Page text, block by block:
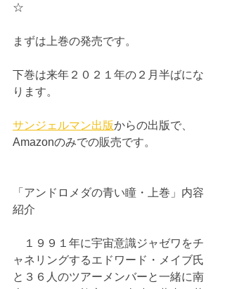
☆
まずは上巻の発売です。
下巻は来年２０２１年の２月半ばにな
ります。
サンジェルマン出版からの出版で、
Amazonのみでの販売です。
「アンドロメダの青い瞳・上巻」内容
紹介
１９９１年に宇宙意識ジャゼワをチ
ャネリングするエドワード・メイブ氏
と３６人のツアーメンバーと一緒に南